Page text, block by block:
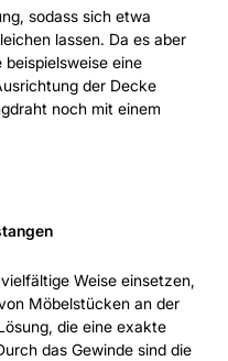
sodass sich etwa
lassen. Da es aber
eine
der Decke
noch mit einem
Weise einsetzen,
Möbelstücken an der
die eine exakte
das Gewinde sind die